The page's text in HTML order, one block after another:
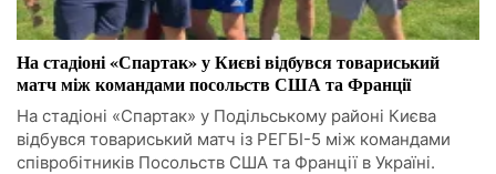
На стадіоні «Спартак» у Києві відбувся товариський
матч між командами посольств США та Франції
На стадіоні «Спартак» у Подільському районі Києва
відбувся товариський матч із РЕГБІ-5 між командами
співробітників Посольств США та Франції в Україні.